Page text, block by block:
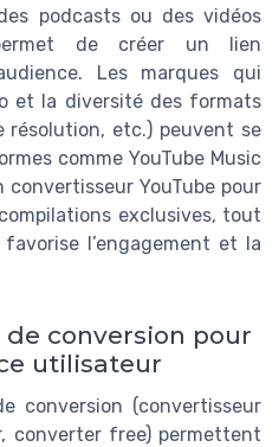
podcasts ou des vidéos
de créer un lien
Les marques qui
et la diversité des formats
résolution, etc.) peuvent se
comme YouTube Music
convertisseur YouTube pour
exclusives, tout
l’engagement et la
conversion pour
utilisateur
conversion (convertisseur
converter free) permettent